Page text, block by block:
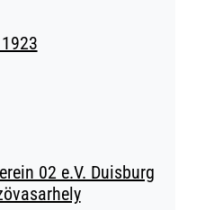
02 e.V. Duisburg